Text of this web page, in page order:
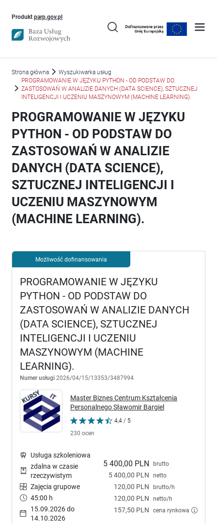
Produkt parp.gov.plUwaga, link otworzy się w nowym oknie
Strona główna
Wyszukiwarka usług
PROGRAMOWANIE W JĘZYKU PYTHON - OD PODSTAW DO
ZASTOSOWAŃ W ANALIZIE DANYCH (DATA SCIENCE), SZTUCZNEJ
INTELIGENCJI I UCZENIU MASZYNOWYM (MACHINE LEARNING).
PROGRAMOWANIE W JĘZYKU
PYTHON - OD PODSTAW DO
ZASTOSOWAŃ W ANALIZIE
DANYCH (DATA SCIENCE),
SZTUCZNEJ INTELIGENCJI I
UCZENIU MASZYNOWYM
(MACHINE LEARNING).
Możliwość dofinansowania
PROGRAMOWANIE W JĘZYKU
PYTHON - OD PODSTAW DO
ZASTOSOWAŃ W ANALIZIE DANYCH
(DATA SCIENCE), SZTUCZNEJ
INTELIGENCJI I UCZENIU
MASZYNOWYM (MACHINE
LEARNING).
Numer usługi 2026/04/15/13353/3487994
Master Biznes Centrum Kształcenia
Personalnego Sławomir Bargiel
4,4 / 5
230 ocen
5 400,00 PLN brutto
5 400,00 PLN netto
120,00 PLN brutto/h
120,00 PLN netto/h
157,50 PLN cena rynkowa
Usługa szkoleniowa
zdalna w czasie
rzeczywistym
Zajęcia grupowe
45:00 h
15.09.2026 do
14.10.2026